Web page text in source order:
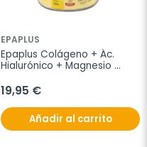
EPAPLUS
Epaplus Colágeno + Ác.
Hialurónico + Magnesio
19,95 €
Añadir al carrito